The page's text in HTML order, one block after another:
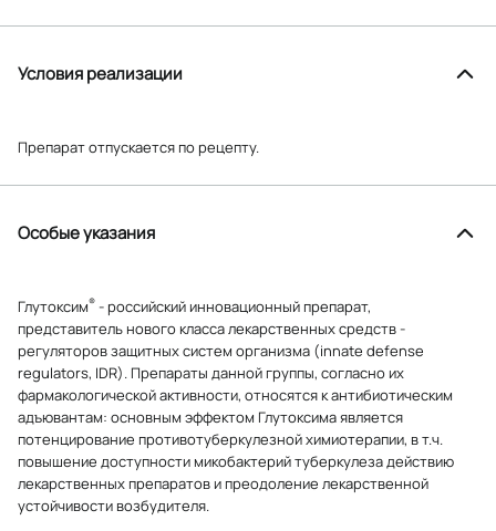
Условия реализации
Препарат отпускается по рецепту.
Особые указания
Глутоксим® - российский инновационный препарат,
представитель нового класса лекарственных средств -
регуляторов защитных систем организма (innate defense
regulators, IDR). Препараты данной группы, согласно их
фармакологической активности, относятся к антибиотическим
адъювантам: основным эффектом Глутоксима является
потенцирование противотуберкулезной химиотерапии, в т.ч.
повышение доступности микобактерий туберкулеза действию
лекарственных препаратов и преодоление лекарственной
устойчивости возбудителя.